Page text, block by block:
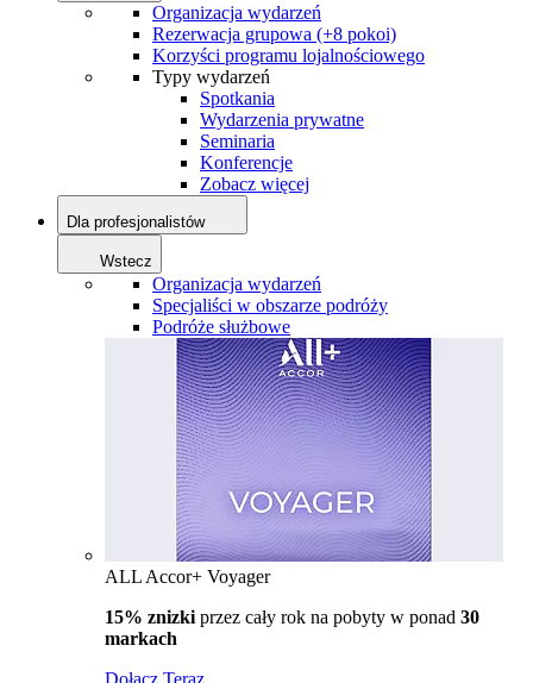
Organizacja wydarzeń
Rezerwacja grupowa (+8 pokoi)
Korzyści programu lojalnościowego
Typy wydarzeń
Spotkania
Wydarzenia prywatne
Seminaria
Konferencje
Zobacz więcej
Dla profesjonalistów
Wstecz
Organizacja wydarzeń
Specjaliści w obszarze podróży
Podróże służbowe
ALL Accor+ Voyager
15% znizki przez cały rok na pobyty w ponad 30
markach
Dołącz Teraz